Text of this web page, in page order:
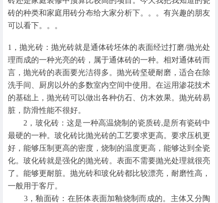
砖的种类和家庭用砖分布给大家分析下。。。有兴趣的朋友
可以看下。。。
1，抛光砖：抛光砖就是通体砖坯体的表面经过打磨/抛光处
理而成的一种光亮的砖，属于通体砖的一种。相对通体砖而
言，抛光砖的表面要光洁得多。抛光砖坚硬耐磨，适合在除
洗手间、厨房以外的多数室内空间中使用。在运用渗花技术
的基础上，抛光砖可以做出各种仿石、仿木效果。抛光砖易
脏，防滑性能不很好。
2，玻化砖：这是一种高温烧制的瓷质砖,是所有瓷砖中
最硬的一种。玻化砖比抛光砖的工艺要求更高。要求压机更
好，能够压制更高的密度，烧制的温度更高，能够达到全瓷
化。玻化砖就是强化的抛光砖。表面不需要抛光处理就很亮
了。能够更耐脏。抛光砖和玻化砖都比较漂亮，耐磨性高，
一般用于客厅。
3，釉面砖：在胚体表面加釉烧制而成的。主体又分陶